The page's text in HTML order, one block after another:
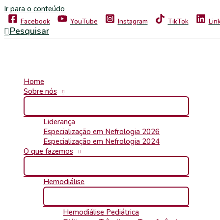
Ir para o conteúdo
Facebook YouTube Instagram TikTok
Pesquisar
Home
Sobre nós
Liderança
Especialização em Nefrologia 2026
Especialização em Nefrologia 2024
O que fazemos
Hemodiálise
Hemodiálise Pediátrica